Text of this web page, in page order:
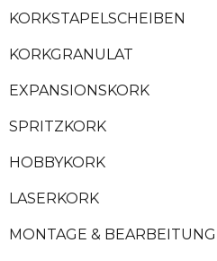
KORKSTAPELSCHEIBEN
KORKGRANULAT
EXPANSIONSKORK
SPRITZKORK
HOBBYKORK
LASERKORK
MONTAGE & BEARBEITUNG